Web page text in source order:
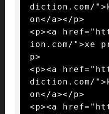
diction.com/
on</a></p>
<p><a
ion.com/">xe
p>
<p><a
diction.com/
on</a></p>
<p><a